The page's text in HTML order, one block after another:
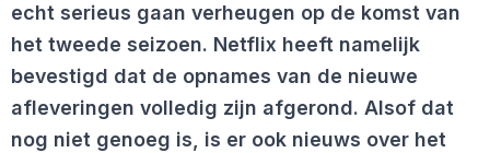
echt serieus gaan verheugen op de komst van
het tweede seizoen. Netflix heeft namelijk
bevestigd dat de opnames van de nieuwe
afleveringen volledig zijn afgerond. Alsof dat
nog niet genoeg is, is er ook nieuws over het